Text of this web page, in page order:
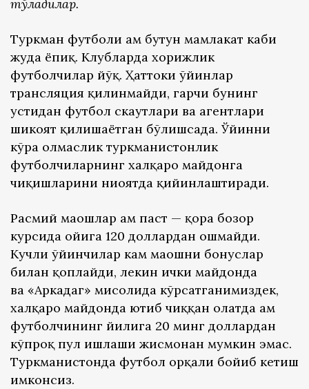
тўладилар.
Туркман футболи ҳам бутун мамлакат каби
жуда ёпиқ. Клубларда хорижлик
футболчилар йўқ. Ҳаттоки ўйинлар
трансляция қилинмайди, гарчи бунинг
устидан футбол скаутлари ва агентлари
шикоят қилишаётган бўлишсада. Ўйинни
кўра олмаслик туркманистонлик
футболчиларнинг халқаро майдонга
чиқишларини ниҳоятда қийинлаштиради.
Расмий маошлар ҳам паст — қора бозор
курсида ойига 120 доллардан ошмайди.
Кучли ўйинчилар кам маошни бонуслар
билан қоплайди, лекин ички майдонда
ва «Аркадаг» мисолида кўрсатганимиздек,
халқаро майдонда ютиб чиққан ҳолатда ҳам
футболчининг йилига 20 минг доллардан
кўпроқ пул ишлаши жисмонан мумкин эмас.
Туркманистонда футбол орқали бойиб кетиш
имконсиз.